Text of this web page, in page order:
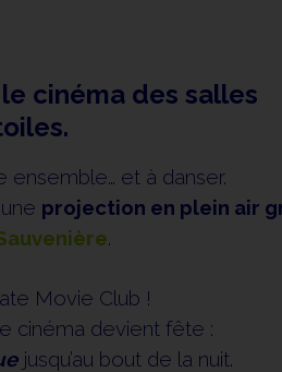
cinéma des salles
ensemble… et à danser.
projection en plein air
.
Movie Club !
cinéma devient fête :
jusqu’au bout de la nuit.